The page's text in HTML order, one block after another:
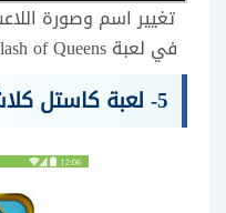
تغيير اسم وصورة
في لعبة Clash of Queens
5- لعبة كاستل